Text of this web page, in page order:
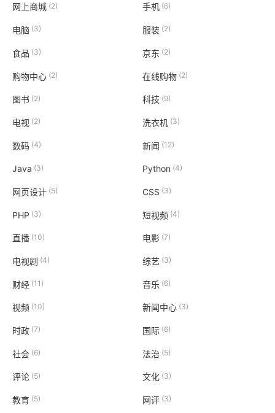
网上商城 (2) 手机 (6)
电脑 (3) 服装(2)
食品 (3) 京东 (2)
购物中心 (2) 在线购物(2)
图书 (2) 科技 (9)
电视 (2) 洗衣机 (3)
数码 (4) 新闻 (12)
Java (3) Python (4)
网页设计 (5) CSS (3)
PHP (3) 短视频(4)
直播 (10) 电影 (7)
电视剧 (4) 综艺 (3)
财经 (11) 音乐 (6)
视频 (10) 新闻中心 (3)
时政 (7) 国际(6)
社会 (6) 法治 (5)
评论 (5) 文化 (3)
教育 (5) 网评(3)